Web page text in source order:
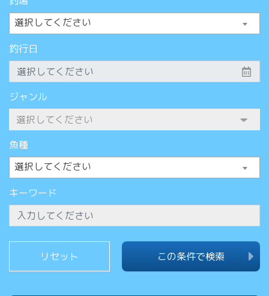
選択してください
釣行日
ジャンル
魚種
選択してください
キーワード
この条件で検索